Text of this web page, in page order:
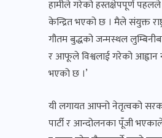
हामीले गरेको हस्तक्षेपपूर्ण पहलले
केन्द्रित भएको छ । मैले संयुक्त
गौतम बुद्धको जन्मस्थल
र आफूले विश्वलाई गरेको
भएको छ ।’
यी लगायत आफ्नो नेतृत्वको
पार्टी र आन्दोलनका पूँजी